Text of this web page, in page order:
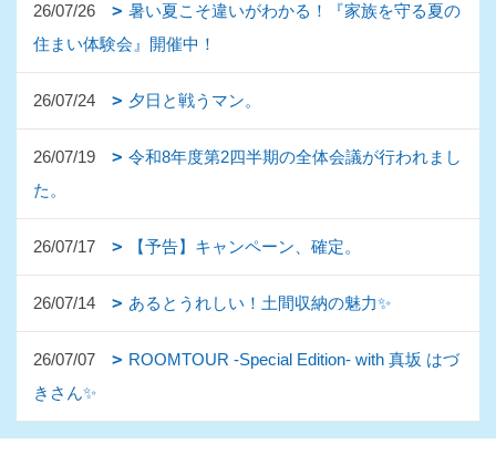
26/07/26
暑い夏こそ違いがわかる！『家族を守る夏の
住まい体験会』開催中！
26/07/24 夕日と戦うマン。
26/07/19
令和8年度第2四半期の全体会議が行われまし
た。
26/07/17 【予告】キャンペーン、確定。
26/07/14 あるとうれしい！土間収納の魅力✨
26/07/07
ROOMTOUR -Special Edition- with 真坂 はづ
きさん✨